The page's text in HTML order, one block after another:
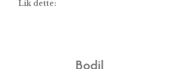
Lik dette:
Bodil